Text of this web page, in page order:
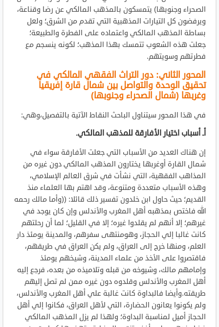
الصحراء وجنوبها) يتمسكون بالمذهب المالكي عن رضا وقناعة،
ويرفضون كل التيارات المذهبية التي تقدم من الشرق؛ ولعل
بساطة المذهب المالكي واعتماده على الفطرة والطبيعة؛
جعلت هذه الشعوب تتمسك بهذا المذهب؛ لكونه ينسجم مع
فطرتهم وسويتهم.
المحور الثاني: دور التراث الفقهي المالكي في
تحقيق الوحدة والتواصل بين شمال قارة إفريقيا
وغربها (شمال الصحراء وجنوبها)
في هذا المحور سيتناول الباحث النقاط الآتية بالتفصيل،وهي:
أـ أسباب اختيار الأفارقة للمذهب المالكي.
إن هناك العديد من الأسباب التي جعلت الأفارقة سواء في
شمال القارة أوغربها يختارون المذهب المالكي دون غيره من
المذاهب الفقهية، التي نشأت في شرق العالم الإسلامي،
وهذه الأسباب متعددة ومتنوعة، وقد اهتم بها العلماء منذ
القديم؛ حيث حاول ابن خلدون تفسير ذلك قائلا: ((وأما مالك رحمه
الله فاختص بمذهبه أهل المغرب والأندلس وإن كان يوجد في
غيرهم؛ إلا أنهم لم يقلدوا غيره؛ إلا في القليل؛ لما أن رحلتهم
كانت غالبا إلي الحجاز، وهومنتهى سفرهم، والمدينة يومئذ دار
العلم، ومنها خرج إلى العراق، ولم يكن العراق في طريقهم،
فاقتصروا على الأخذ من علماء المدينة، وشيخهم يومئذ
وإمامهم مالك، وشيوخه من قبله وتلاميذه من بعده، فرجع إليه
أهل المغرب والأندلس وقلدوه دون غيره ممن لم تصل إليهم
طريقته.وأيضا فالبداوة كانت غالبة علي أهل المغرب والأندلس،
ولم يكونوا يعانون الحضارة، التي لأهل العراق، فكانوا إلي أهل
الحجاز أميل لمناسبة البداوة؛ ولهذا لم يزل المذهب المالكي